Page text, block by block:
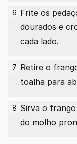
6 Frite os
dourados e
cada lado.
7 Retire o
toalha para
8 Sirva o
do molho